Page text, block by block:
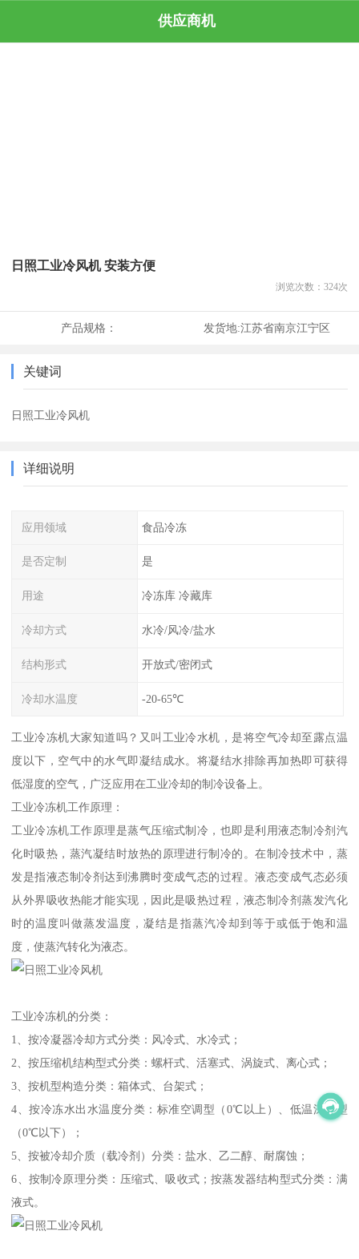
供应商机
日照工业冷风机 安装方便
浏览次数： 324次
产品规格： 发货地:江苏省南京江宁区
关键词
日照工业冷风机
详细说明
应用领域 食品冷冻
是否定制 是
用途 冷冻库 冷藏库
冷却方式 水冷/风冷/盐水
结构形式 开放式/密闭式
冷却水温度 -20-65℃
工业冷冻机大家知道吗？又叫工业冷水机，是将空气冷却至露点温
度以下，空气中的水气即凝结成水。将凝结水排除再加热即可获得
低湿度的空气，广泛应用在工业冷却的制冷设备上。
工业冷冻机工作原理：
工业冷冻机工作原理是蒸气压缩式制冷，也即是利用液态制冷剂汽
化时吸热，蒸汽凝结时放热的原理进行制冷的。在制冷技术中，蒸
发是指液态制冷剂达到沸腾时变成气态的过程。液态变成气态必须
从外界吸收热能才能实现，因此是吸热过程，液态制冷剂蒸发汽化
时的温度叫做蒸发温度，凝结是指蒸汽冷却到等于或低于饱和温
度，使蒸汽转化为液态。
工业冷冻机的分类：
1、按冷凝器冷却方式分类：风冷式、水冷式；
2、按压缩机结构型式分类：螺杆式、活塞式、涡旋式、离心式；
3、按机型构造分类：箱体式、台架式；
4、按冷冻水出水温度分类：标准空调型（0℃以上）、低温深冷型
（0℃以下）；
5、按被冷却介质（载冷剂）分类：盐水、乙二醇、耐腐蚀；
6、按制冷原理分类：压缩式、吸收式；按蒸发器结构型式分类：满
液式。